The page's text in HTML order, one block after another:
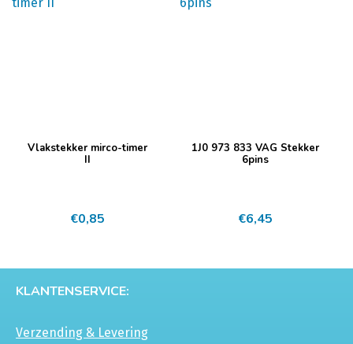
Vlakstekker mirco-timer
II
€0,85
1J0 973 833 VAG Stekker
6pins
€6,45
KLANTENSERVICE:
Verzending & Levering